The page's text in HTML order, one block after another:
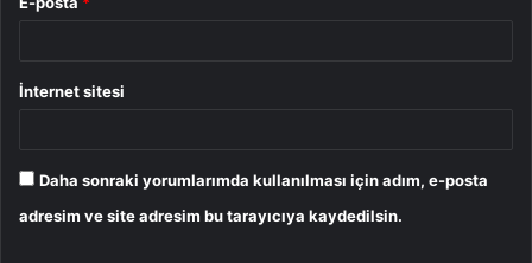
İnternet sitesi
Daha sonraki yorumlarımda kullanılması için adım, e-posta
adresim ve site adresim bu tarayıcıya kaydedilsin.